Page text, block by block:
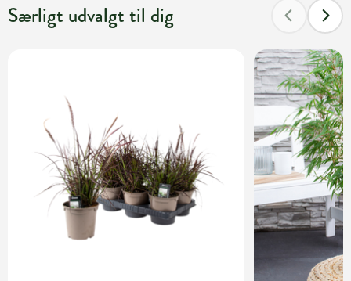
Særligt udvalgt til dig